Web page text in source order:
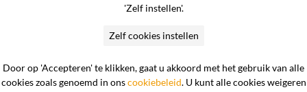
de eerste afspraak waarbij de eigenaresse de consument
op het afgesproken tijdstip te worden behandeld. Bij het
de juiste voorzorgsmaatregelen in acht heeft genomen.
de dag er voor te hebben geschoren gaat de ondernemer er
'Zelf instellen'.
Zelf cookies instellen
Door op 'Accepteren' te klikken, gaat u akkoord met het gebruik van alle
cookies zoals genoemd in onscookiebeleid. U kunt alle cookies weigeren